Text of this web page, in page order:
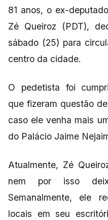
81 anos, o ex-
Zé Queiroz (PDT),
sábado (25) para
centro da cidade.
O pedetista foi
que fizeram questão
caso ele venha mais
do Palácio Jaime
Atualmente, Zé
nem por isso
Semanalmente, ele
locais em seu